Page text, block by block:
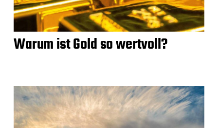
Warum ist Gold so wertvoll?